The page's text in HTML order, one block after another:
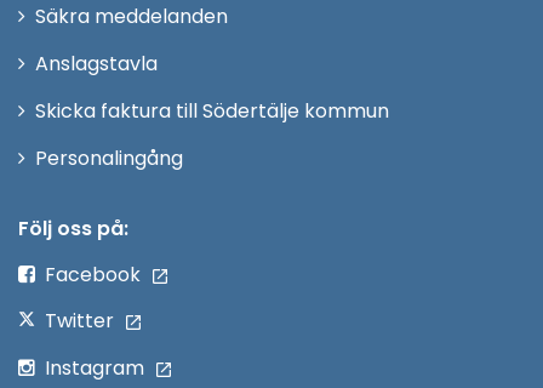
fönster
Säkra meddelanden
Anslagstavla
Skicka faktura till Södertälje kommun
PersonalingångÖppna
Följ oss på:
Facebook
Twitter
Instagram